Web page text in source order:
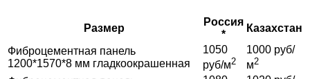
Размер
Россия
*
Казахстан
Фиброцементная панель
1200*1570*8 мм гладкоокрашенная
1050
руб/м2
1000 руб/
м2